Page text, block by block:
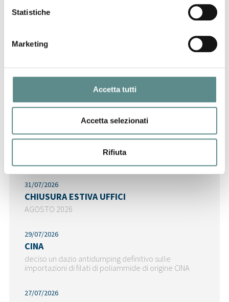
Statistiche
Marketing
Accetta tutti
Accetta selezionati
Rifiuta
Ultime News
Regolamento sugli imballaggi e rifiuti di
imballaggio (PPWR)
pubblicate le FAQ della Commissione - cosa fare a
31/07/2026
CHIUSURA ESTIVA UFFICI
AGOSTO 2026
29/07/2026
CINA
deciso un dazio antidumping definitivo sulle
importazioni di filati di poliammide di origine CINA
27/07/2026